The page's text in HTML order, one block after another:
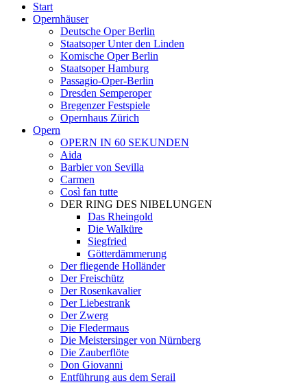
Start
Opernhäuser
Deutsche Oper Berlin
Staatsoper Unter den Linden
Komische Oper Berlin
Staatsoper Hamburg
Passagio-Oper-Berlin
Dresden Semperoper
Bregenzer Festspiele
Opernhaus Zürich
Opern
OPERN IN 60 SEKUNDEN
Aida
Barbier von Sevilla
Carmen
Così fan tutte
DER RING DES NIBELUNGEN
Das Rheingold
Die Walküre
Siegfried
Götterdämmerung
Der fliegende Holländer
Der Freischütz
Der Rosenkavalier
Der Liebestrank
Der Zwerg
Die Fledermaus
Die Meistersinger von Nürnberg
Die Zauberflöte
Don Giovanni
Entführung aus dem Serail